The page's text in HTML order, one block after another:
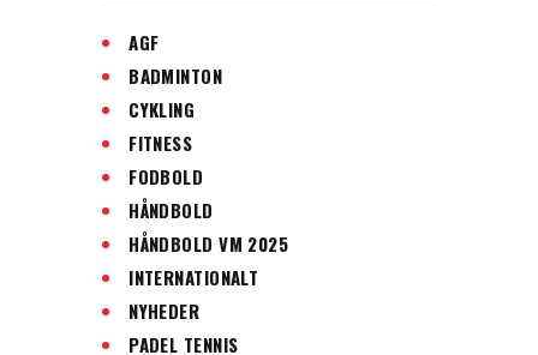
AGF
BADMINTON
CYKLING
FITNESS
FODBOLD
HÅNDBOLD
HÅNDBOLD VM 2025
INTERNATIONALT
NYHEDER
PADEL TENNIS